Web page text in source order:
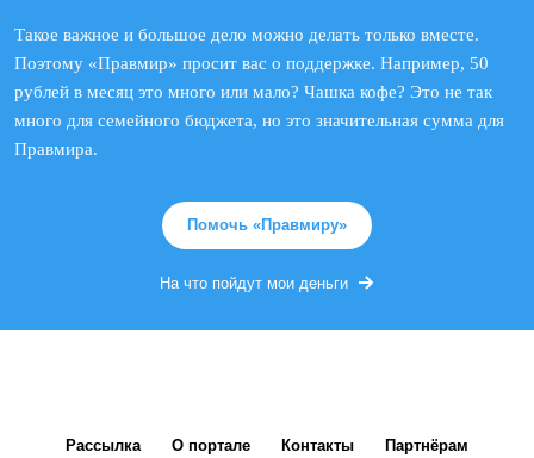
Такое важное и большое дело можно делать только вместе.
Поэтому «Правмир» просит вас о поддержке. Например, 50
рублей в месяц это много или мало? Чашка кофе? Это не так
много для семейного бюджета, но это значительная сумма для
Правмира.
Помочь «Правмиру»
На что пойдут мои деньги
Рассылка О портале Контакты Партнёрам